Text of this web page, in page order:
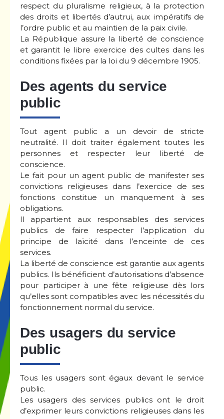
respect du pluralisme religieux, à la protection
des droits et libertés d’autrui, aux impératifs de
l’ordre public et au maintien de la paix civile.
La République assure la liberté de conscience
et garantit le libre exercice des cultes dans les
conditions fixées par la loi du 9 décembre 1905.
Des agents du service
public
Tout agent public a un devoir de stricte
neutralité. Il doit traiter également toutes les
personnes et respecter leur liberté de
conscience.
Le fait pour un agent public de manifester ses
convictions religieuses dans l’exercice de ses
fonctions constitue un manquement à ses
obligations.
Il appartient aux responsables des services
publics de faire respecter l’application du
principe de laïcité dans l’enceinte de ces
services.
La liberté de conscience est garantie aux agents
publics. Ils bénéficient d’autorisations d’absence
pour participer à une fête religieuse dès lors
qu’elles sont compatibles avec les nécessités du
fonctionnement normal du service.
Des usagers du service
public
Tous les usagers sont égaux devant le service
public.
Les usagers des services publics ont le droit
d’exprimer leurs convictions religieuses dans les